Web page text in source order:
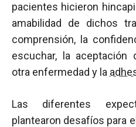
pacientes hicieron
amabilidad de dichos
comprensión, la
escuchar, la aceptación
otra enfermedad y la
Las diferentes
plantearon desafíos para